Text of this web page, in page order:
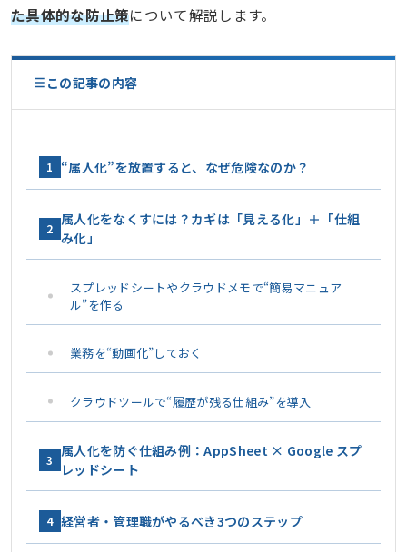
た具体的な防止策について解説します。
この記事の内容
1 “属人化”を放置すると、なぜ危険なのか？
2
属人化をなくすには？カギは「見える化」＋「仕組
み化」
スプレッドシートやクラウドメモで“簡易マニュア
ル”を作る
業務を“動画化”しておく
クラウドツールで“履歴が残る仕組み”を導入
3
属人化を防ぐ仕組み例：AppSheet × Google スプ
レッドシート
4 経営者・管理職がやるべき3つのステップ